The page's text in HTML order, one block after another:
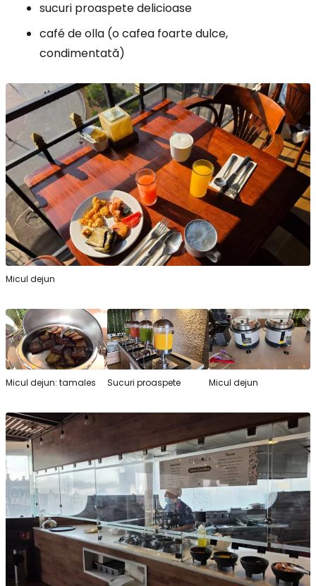
sucuri proaspete delicioase
café de olla (o cafea foarte dulce,
condimentată)
Micul dejun
Micul dejun: tamales Sucuri proaspete Micul dejun